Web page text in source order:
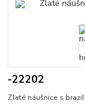
-22202
Zlaté náušnice s